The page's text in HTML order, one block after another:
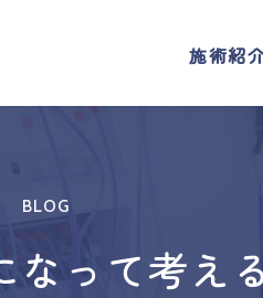
施術紹
施術紹
BLOG
なって考える